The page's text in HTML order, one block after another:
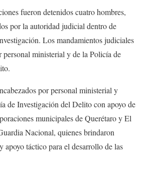
fueron detenidos cuatro hombres,
por la autoridad judicial dentro de
Los mandamientos judiciales
personal ministerial y de la Policía de
por personal ministerial y
de Investigación del Delito con apoyo de
municipales de Querétaro y El
Nacional, quienes brindaron
apoyo táctico para el desarrollo de las